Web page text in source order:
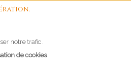
notre trafic.
de cookies